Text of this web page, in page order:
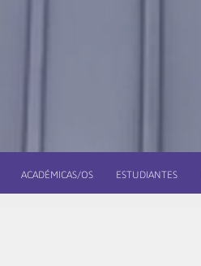
ACADÉMICAS/OS ESTUDIANTES